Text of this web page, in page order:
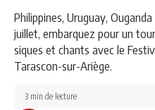
Philippines, Uruguay,
juillet, embarquez pour un
siques et chants avec le
Tarascon-sur-Ariège.
3 min de lecture